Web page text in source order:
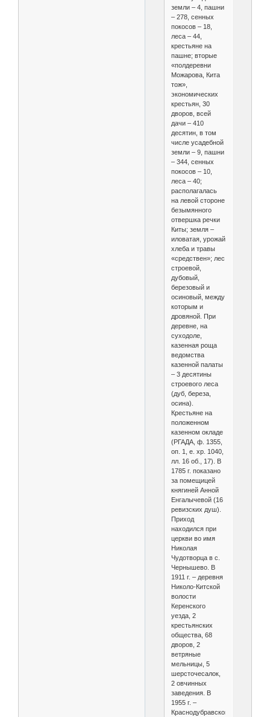
земли – 4, пашни
– 278, сенных
покосов – 18,
леса – 44,
крестьяне на
пашне; вторые
«полдеревни
Можарова, Кита
тож»,
экономических
крестьян, 30
дворов, всей
дачи – 410
десятин, в том
числе усадебной
земли – 9, пашни
– 344, сенных
покосов – 10,
леса – 40;
располагалась
на левой стороне
безымянного
отвершка речки
Киты; земля –
иловатая, урожай
хлеба и травы
«средствен»; лес
строевой,
дубовый,
березовый и
осиновый, между
которым и
дровяной. При
деревне, на
суходоле,
казенная роща
ведомства
казенной палаты
– 3 десятины
строевого леса
(дуб, береза,
осина).
Крестьяне на
положенном
казенном окладе
(РГАДА, ф. 1355,
оп. 1, е. хр. 1040,
лл. 16 об., 17). В
1785 г. показано
за помещицей
княгиней Анной
Енгалычевой (16
ревизских душ).
Приход
находился при
церкви во имя
Николая
Чудотворца в с.
Чернышево. В
1911 г. – деревня
Николо-Китской
волости
Керенского
уезда, 2
крестьянских
общества, 68
дворов, 2
ветряные
мельницы, 5
шерсточесалок,
2 овчинных
заведения. В
1955 г. –
Краснодубравского